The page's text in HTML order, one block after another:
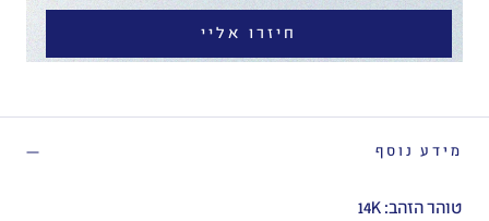
חיזרו אליי
מידע נוסף
טוהר הזהב: 14K